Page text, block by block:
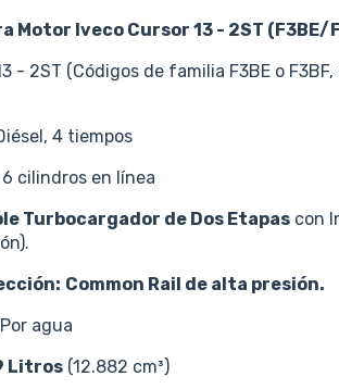
Motor Iveco Cursor 13 - 2ST (F3BE/
- 2ST (Códigos de familia F3BE o
4 tiempos
6 cilindros en línea
Turbocargador de Dos Etapas con
Common Rail de alta presión.
Por agua
Litros (12.882 cm³)